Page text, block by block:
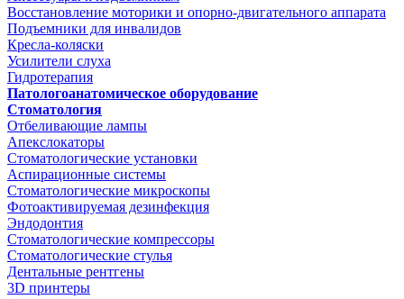
Восстановление моторики и опорно-двигательного аппарата
Подъемники для инвалидов
Кресла-коляски
Усилители слуха
Гидротерапия
Патологоанатомическое оборудование
Стоматология
Отбеливающие лампы
Апекслокаторы
Стоматологические установки
Аспирационные системы
Стоматологические микроскопы
Фотоактивируемая дезинфекция
Эндодонтия
Стоматологические компрессоры
Стоматологические стулья
Дентальные рентгены
3D принтеры